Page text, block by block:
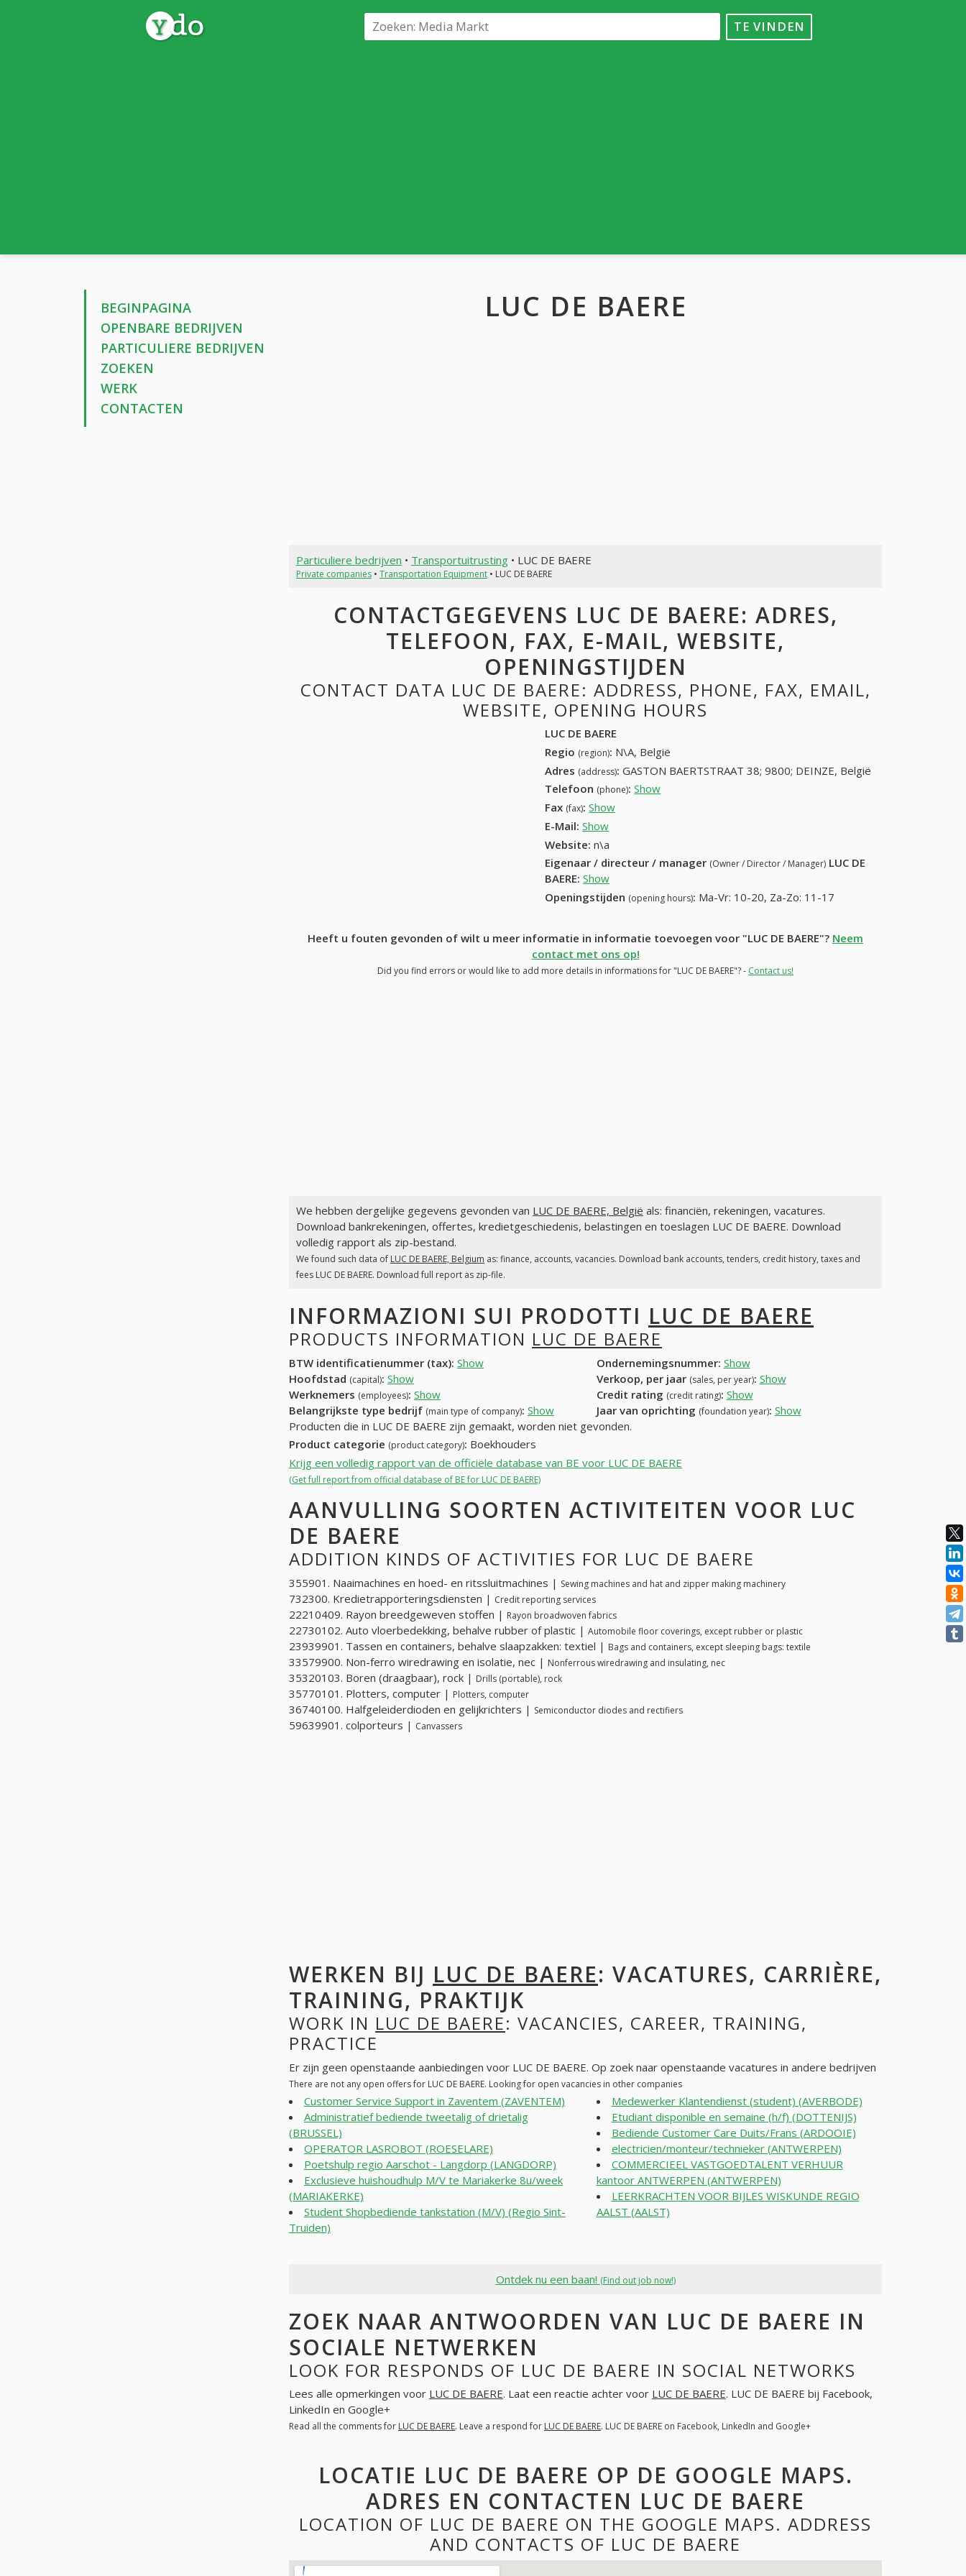
TE VINDEN
BEGINPAGINA
OPENBARE BEDRIJVEN
PARTICULIERE BEDRIJVEN
ZOEKEN
WERK
CONTACTEN
LUC DE BAERE
Particuliere bedrijven • Transportuitrusting• LUC DE BAERE
Private companies• Transportation Equipment• LUC DE BAERE
CONTACTGEGEVENS LUC DE BAERE: ADRES,
TELEFOON, FAX, E-MAIL, WEBSITE,
OPENINGSTIJDEN
CONTACT DATA LUC DE BAERE: ADDRESS, PHONE, FAX, EMAIL,
WEBSITE, OPENING HOURS
LUC DE BAERE
Regio (region): N\A, België
Adres (address): GASTON BAERTSTRAAT 38; 9800; DEINZE, België
Telefoon (phone): Show
Fax (fax): Show
E-Mail: Show
Website: n\a
Eigenaar / directeur / manager (Owner / Director / Manager) LUC DE
BAERE: Show
Openingstijden (opening hours): Ma-Vr: 10-20, Za-Zo: 11-17
Heeft u fouten gevonden of wilt u meer informatie in informatie toevoegen voor "LUC DE BAERE"? Neem
contact met ons op!
Did you find errors or would like to add more details in informations for "LUC DE BAERE"? - Contact us!
We hebben dergelijke gegevens gevonden van LUC DE BAERE, België als: financiën, rekeningen, vacatures.
Download bankrekeningen, offertes, kredietgeschiedenis, belastingen en toeslagen LUC DE BAERE. Download
volledig rapport als zip-bestand.
We found such data of LUC DE BAERE, Belgium as: finance, accounts, vacancies. Download bank accounts, tenders, credit history, taxes and
fees LUC DE BAERE. Download full report as zip-file.
INFORMAZIONI SUI PRODOTTI LUC DE BAERE
PRODUCTS INFORMATION LUC DE BAERE
BTW identificatienummer (tax): Show Ondernemingsnummer: Show
Hoofdstad (capital): Show Verkoop, per jaar (sales, per year): Show
Werknemers (employees): Show Credit rating (credit rating): Show
Belangrijkste type bedrijf (main type of company): Show Jaar van oprichting (foundation year): Show
Producten die in LUC DE BAERE zijn gemaakt, worden niet gevonden.
Product categorie (product category): Boekhouders
Krijg een volledig rapport van de officiële database van BE voor LUC DE BAERE
(Get full report from official database of BE for LUC DE BAERE)
AANVULLING SOORTEN ACTIVITEITEN VOOR LUC
DE BAERE
ADDITION KINDS OF ACTIVITIES FOR LUC DE BAERE
355901. Naaimachines en hoed- en ritssluitmachines | Sewing machines and hat and zipper making machinery
732300. Kredietrapporteringsdiensten | Credit reporting services
22210409. Rayon breedgeweven stoffen | Rayon broadwoven fabrics
22730102. Auto vloerbedekking, behalve rubber of plastic | Automobile floor coverings, except rubber or plastic
23939901. Tassen en containers, behalve slaapzakken: textiel | Bags and containers, except sleeping bags: textile
33579900. Non-ferro wiredrawing en isolatie, nec | Nonferrous wiredrawing and insulating, nec
35320103. Boren (draagbaar), rock | Drills (portable), rock
35770101. Plotters, computer | Plotters, computer
36740100. Halfgeleiderdioden en gelijkrichters | Semiconductor diodes and rectifiers
59639901. colporteurs | Canvassers
WERKEN BIJ LUC DE BAERE: VACATURES, CARRIÈRE,
TRAINING, PRAKTIJK
WORK IN LUC DE BAERE: VACANCIES, CAREER, TRAINING,
PRACTICE
Er zijn geen openstaande aanbiedingen voor LUC DE BAERE. Op zoek naar openstaande vacatures in andere bedrijven
There are not any open offers for LUC DE BAERE. Looking for open vacancies in other companies
Customer Service Support in Zaventem (ZAVENTEM)
Administratief bediende tweetalig of drietalig
(BRUSSEL)
OPERATOR LASROBOT (ROESELARE)
Poetshulp regio Aarschot - Langdorp (LANGDORP)
Exclusieve huishoudhulp M/V te Mariakerke 8u/week
(MARIAKERKE)
Student Shopbediende tankstation (M/V) (Regio Sint-
Truiden)
Medewerker Klantendienst (student) (AVERBODE)
Etudiant disponible en semaine (h/f) (DOTTENIJS)
Bediende Customer Care Duits/Frans (ARDOOIE)
electricien/monteur/technieker (ANTWERPEN)
COMMERCIEEL VASTGOEDTALENT VERHUUR
kantoor ANTWERPEN (ANTWERPEN)
LEERKRACHTEN VOOR BIJLES WISKUNDE REGIO
AALST (AALST)
Ontdek nu een baan! (Find out job now!)
ZOEK NAAR ANTWOORDEN VAN LUC DE BAERE IN
SOCIALE NETWERKEN
LOOK FOR RESPONDS OF LUC DE BAERE IN SOCIAL NETWORKS
Lees alle opmerkingen voor LUC DE BAERE. Laat een reactie achter voor LUC DE BAERE. LUC DE BAERE bij Facebook,
LinkedIn en Google+
Read all the comments for LUC DE BAERE. Leave a respond for LUC DE BAERE. LUC DE BAERE on Facebook, LinkedIn and Google+
LOCATIE LUC DE BAERE OP DE GOOGLE MAPS.
ADRES EN CONTACTEN LUC DE BAERE
LOCATION OF LUC DE BAERE ON THE GOOGLE MAPS. ADDRESS
AND CONTACTS OF LUC DE BAERE